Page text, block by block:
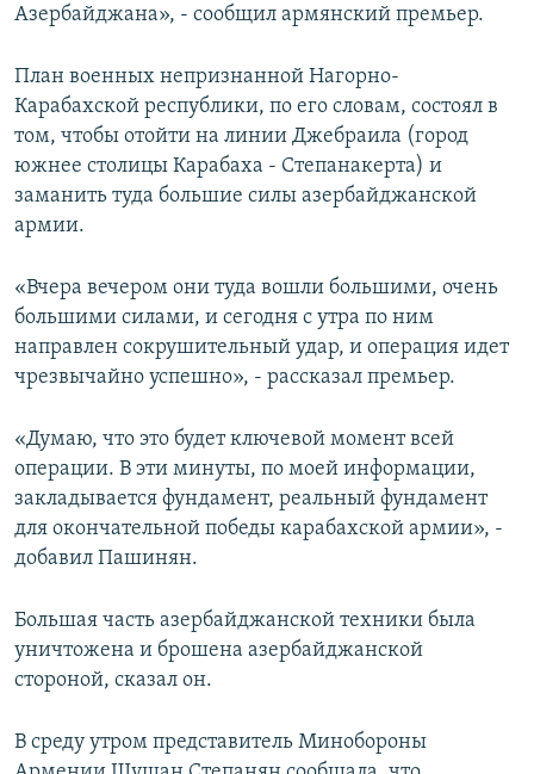
Азербайджана», - сообщил армянский премьер.
План военных непризнанной Нагорно-
Карабахской республики, по его словам, состоял в
том, чтобы отойти на линии Джебраила (город
южнее столицы Карабаха - Степанакерта) и
заманить туда большие силы азербайджанской
армии.
«Вчера вечером они туда вошли большими, очень
большими силами, и сегодня с утра по ним
направлен сокрушительный удар, и операция идет
чрезвычайно успешно», - рассказал премьер.
«Думаю, что это будет ключевой момент всей
операции. В эти минуты, по моей информации,
закладывается фундамент, реальный фундамент
для окончательной победы карабахской армии», -
добавил Пашинян.
Большая часть азербайджанской техники была
уничтожена и брошена азербайджанской
стороной, сказал он.
В среду утром представитель Минобороны